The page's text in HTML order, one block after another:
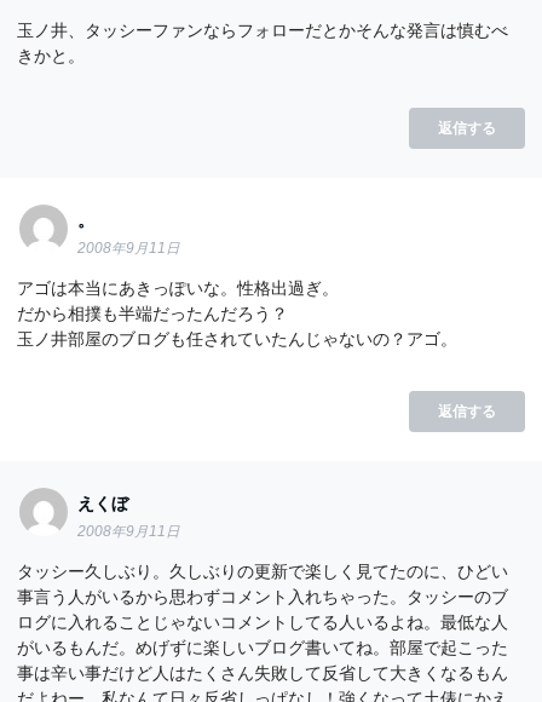
玉ノ井、タッシーファンならフォローだとかそんな発言は慎むべ
きかと。
返信する
。
2008年9月11日
アゴは本当にあきっぽいな。性格出過ぎ。
だから相撲も半端だったんだろう？
玉ノ井部屋のブログも任されていたんじゃないの？アゴ。
返信する
えくぼ
2008年9月11日
タッシー久しぶり。久しぶりの更新で楽しく見てたのに、ひどい
事言う人がいるから思わずコメント入れちゃった。タッシーのブ
ログに入れることじゃないコメントしてる人いるよね。最低な人
がいるもんだ。めげずに楽しいブログ書いてね。部屋で起こった
事は辛い事だけど人はたくさん失敗して反省して大きくなるもん